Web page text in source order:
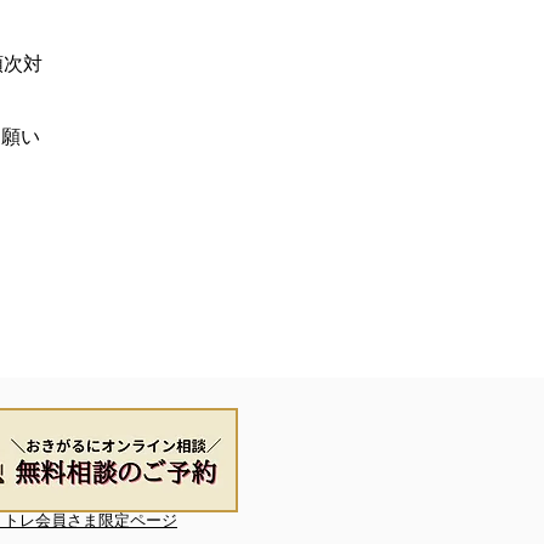
対
い
レ会員さま限定ページ